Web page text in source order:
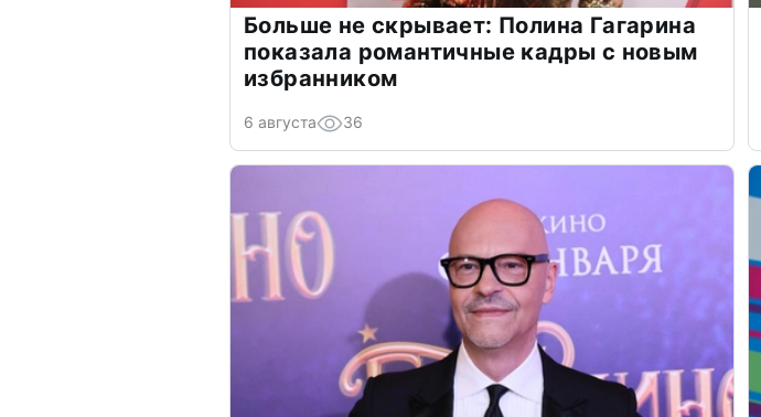
Больше не скрывает: Полина Гагарина
показала романтичные кадры с новым
избранником
6 августа 36